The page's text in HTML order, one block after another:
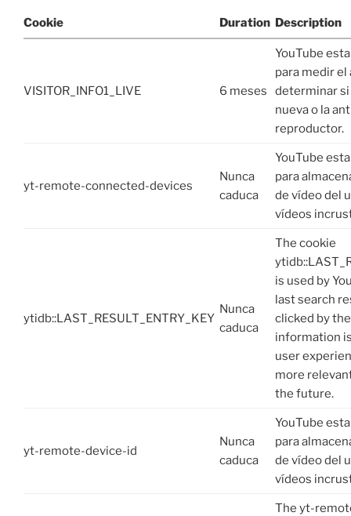
Cookie Duration Description
VISITOR_INFO1_LIVE 6 meses
YouTube
para medir el
determinar si
nueva o la
reproductor.
yt-remote-connected-devices
Nunca
caduca
YouTube
para
de vídeo del
vídeos
ytidb::LAST_RESULT_ENTRY_KEY
Nunca
caduca
The cookie
is used by
last search
clicked by
information
user
more
the future.
yt-remote-device-id
Nunca
caduca
YouTube
para
de vídeo del
vídeos
The yt-